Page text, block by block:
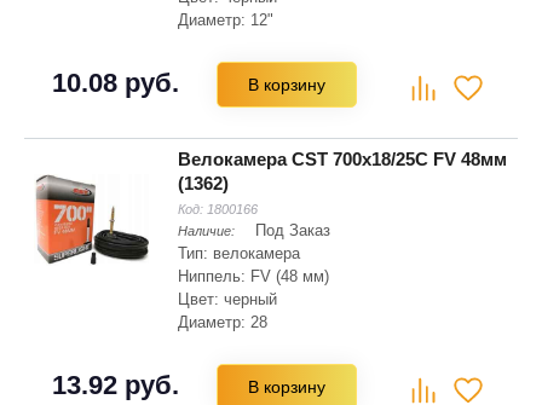
Диаметр: 12"
10.08 руб. В корзину
Велокамера CST 700x18/25C FV 48мм
(1362)
Код: 1800166
Наличие:
Под Заказ
Тип: велокамера
Ниппель: FV (48 мм)
Цвет: черный
Диаметр: 28
Диаметр: 622 мм
Ширина: 25 мм
13.92 руб. В корзину